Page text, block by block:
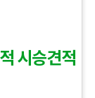
시승견적